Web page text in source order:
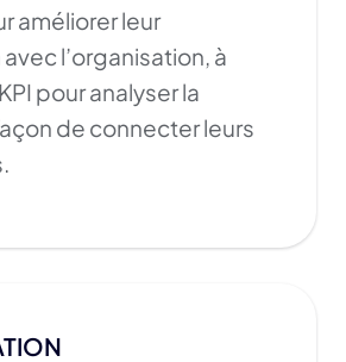
améliorer leur
l’organisation, à
pour analyser la
de connecter leurs